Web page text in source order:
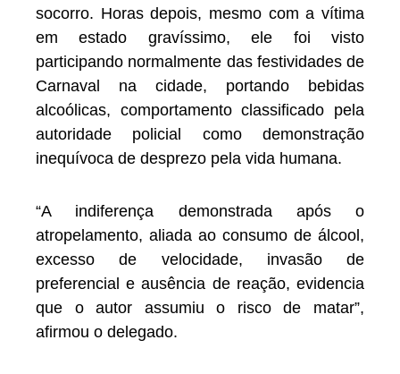
socorro. Horas depois, mesmo com a vítima
em estado gravíssimo, ele foi visto
participando normalmente das festividades de
Carnaval na cidade, portando bebidas
alcoólicas, comportamento classificado pela
autoridade policial como demonstração
inequívoca de desprezo pela vida humana.
“A indiferença demonstrada após o
atropelamento, aliada ao consumo de álcool,
excesso de velocidade, invasão de
preferencial e ausência de reação, evidencia
que o autor assumiu o risco de matar”,
afirmou o delegado.